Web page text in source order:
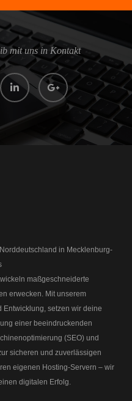
mit uns in Kontakt
in Mecklenburg-
maßgeschneiderte
erwecken. Mit unserem
Entwicklung, setzen wir deine
einer beeindruckenden
(SEO) und
sicheren und zuverlässigen
eigenen Hosting-Servern – wir
digitalen Erfolg.